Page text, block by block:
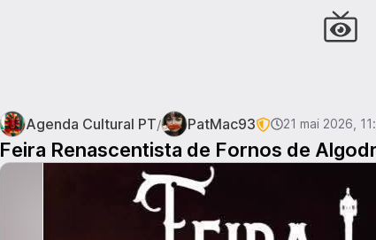
Agenda Cultural PT/ PatMac93 21 mai 2026,
Feira Renascentista de Fornos de